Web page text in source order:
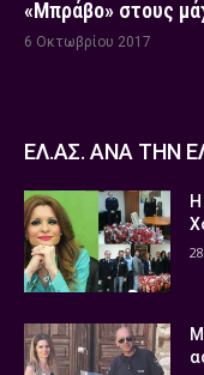
«Μπράβο» στους
6 Οκτωβρίου 2017
ΕΛ.ΑΣ. ΑΝΑ ΤΗΝ
Η